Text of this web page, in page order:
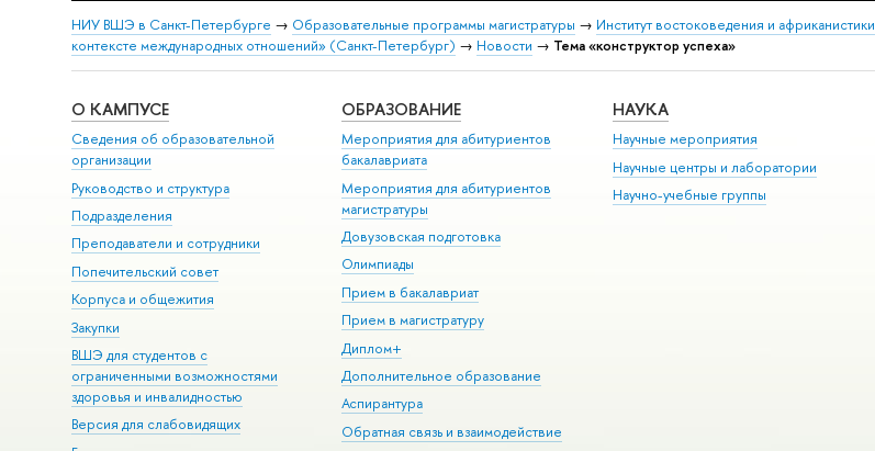
НИУ ВШЭ в Санкт-Петербурге → Образовательные программы магистратуры → Институт востоковедения и африканистики
контексте международных отношений» (Санкт-Петербург) → Новости → Тема «конструктор успеха»
О КАМПУСЕ
Сведения об образовательной
организации
Руководство и структура
Подразделения
Преподаватели и сотрудники
Попечительский совет
Корпуса и общежития
Закупки
ВШЭ для студентов с
ограниченными возможностями
здоровья и инвалидностью
Версия для слабовидящих
ОБРАЗОВАНИЕ
Мероприятия для абитуриентов
бакалавриата
Мероприятия для абитуриентов
магистратуры
Довузовская подготовка
Олимпиады
Прием в бакалавриат
Прием в магистратуру
Диплом+
Дополнительное образование
Аспирантура
Обратная связь и взаимодействие
НАУКА
Научные мероприятия
Научные центры и лаборатории
Научно-учебные группы